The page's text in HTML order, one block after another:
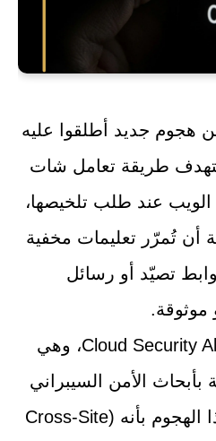
هجوم جديد أطلقوا عليه
طريقة تعامل شات
عند طلب تلخيصها،
أن تُمرّر تعليمات مخفية
تصيّد أو رسائل
موثوقة.
ووصفت منظمة Cloud Security Alliance، وهي
الأمن السيبراني
والحوسبة السحابية، هذا الهجوم بأنه (Cross-Site